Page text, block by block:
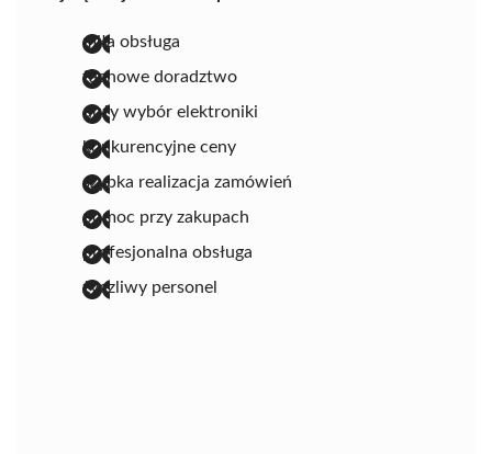
miła obsługa
fachowe doradztwo
duży wybór elektroniki
konkurencyjne ceny
szybka realizacja zamówień
pomoc przy zakupach
profesjonalna obsługa
życzliwy personel